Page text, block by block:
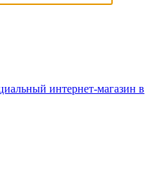
интернет-магазин в